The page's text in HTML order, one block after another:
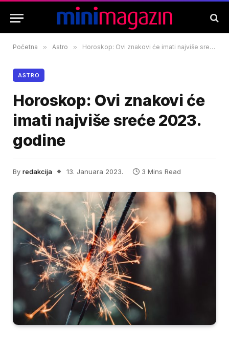
Početna » Astro » Horoskop: Ovi znakovi će imati najviše sreće 2023. godine
ASTRO
Horoskop: Ovi znakovi će
imati najviše sreće 2023.
godine
By redakcija 13. Januara 2023. 3 Mins Read